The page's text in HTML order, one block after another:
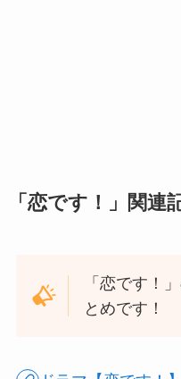
「恋です！」関連
「恋です！
とめです！